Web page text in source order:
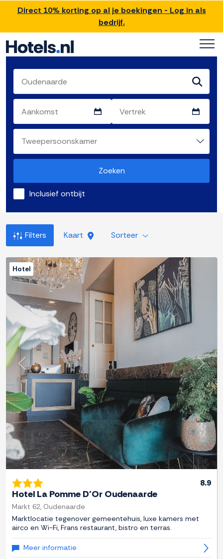
Direct 10% korting op al je boekingen - Log in als
bedrijf.
Zoeken
Inclusief ontbijt
Filters Kaart Sorteer
Previous Next
Hotel
8.9
Hotel La Pomme D'Or Oudenaarde
Markt 62, Oudenaarde
Marktlocatie tegenover gemeentehuis, luxe kamers met
airco en Wi-Fi, Frans restaurant, bistro en terras.
Meer informatie